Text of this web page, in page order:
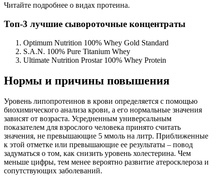
Читайте подробнее о видах протеина.
Топ-3 лучшие сывороточные концентраты
Optimum Nutrition 100% Whey Gold Standard
S.A.N. 100% Pure Titanium Whey
Ultimate Nutrition Prostar 100% Whey Protein
Нормы и причины повышения
Уровень липопротеинов в крови определяется с помощью
биохимического анализа крови, а его нормальные значения
зависят от возраста. Усредненным универсальным
показателем для взрослого человека принято считать
значения, не превышающие 5 ммоль на литр. Приближенные
к этой отметке или превышающие ее результаты – повод
задуматься о том, как снизить уровень холестерина. Чем
меньше цифры, тем менее вероятно развитие атеросклероза и
сопутствующих заболеваний.